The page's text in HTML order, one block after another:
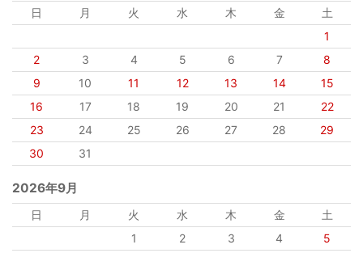
日 月 火 水 木 金
土
1
2
3 4 5 6 7
8
9
10 11 12 13 14
15
16
17 18 19 20 21
22
23
24 25 26 27 28
29
30
31
2026年9月
日 月 火 水 木 金
土
1
2 3 4
5